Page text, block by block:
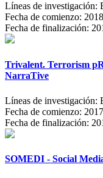
Líneas de investigación:
Fecha de comienzo:
Fecha de finalización:
Trivalent. Terrorism
NarraTive
Líneas de investigación:
Fecha de comienzo:
Fecha de finalización:
SOMEDI - Social